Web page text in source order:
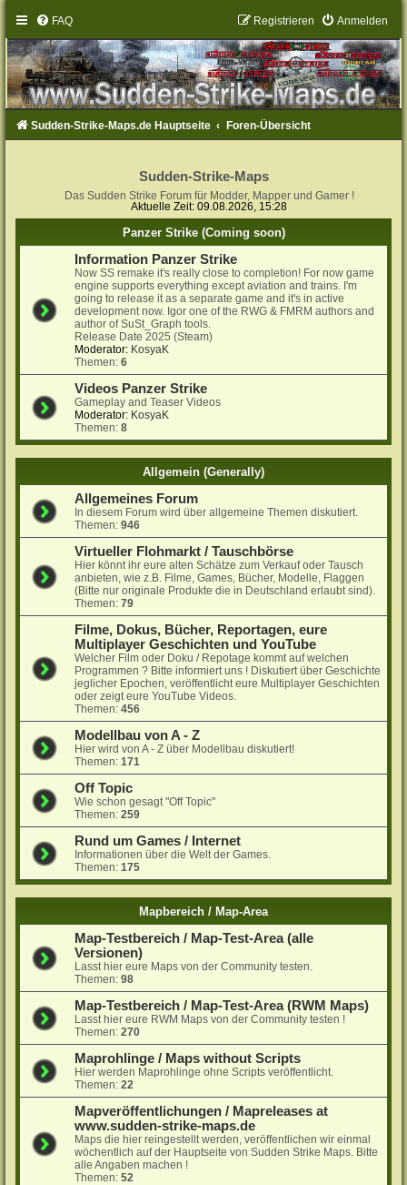
FAQ Anmelden
Registrieren
Sudden-Strike-Maps.de Hauptseite Foren-Übersicht
Sudden-Strike-Maps
Das Sudden Strike Forum für Modder, Mapper und Gamer !
Aktuelle Zeit: 09.08.2026, 15:28
Panzer Strike (Coming soon)
Information Panzer Strike
Now SS remake it's really close to completion! For now game
engine supports everything except aviation and trains. I'm
going to release it as a separate game and it's in active
development now. Igor one of the RWG & FMRM authors and
author of SuSt_Graph tools.
Release Date 2025 (Steam)
Moderator: KosyaK
Themen:6
Videos Panzer Strike
Gameplay and Teaser Videos
Moderator: KosyaK
Themen:8
Allgemein (Generally)
Allgemeines Forum
In diesem Forum wird über allgemeine Themen diskutiert.
Themen:946
Virtueller Flohmarkt / Tauschbörse
Hier könnt ihr eure alten Schätze zum Verkauf oder Tausch
anbieten, wie z.B. Filme, Games, Bücher, Modelle, Flaggen
(Bitte nur originale Produkte die in Deutschland erlaubt sind).
Themen:79
Filme, Dokus, Bücher, Reportagen, eure
Multiplayer Geschichten und YouTube
Welcher Film oder Doku / Repotage kommt auf welchen
Programmen ? Bitte informiert uns ! Diskutiert über Geschichte
jeglicher Epochen, veröffentlicht eure Multiplayer Geschichten
oder zeigt eure YouTube Videos.
Themen:456
Modellbau von A - Z
Hier wird von A - Z über Modellbau diskutiert!
Themen:171
Off Topic
Wie schon gesagt "Off Topic"
Themen:259
Rund um Games / Internet
Informationen über die Welt der Games.
Themen:175
Mapbereich / Map-Area
Map-Testbereich / Map-Test-Area (alle
Versionen)
Lasst hier eure Maps von der Community testen.
Themen:98
Map-Testbereich / Map-Test-Area (RWM Maps)
Lasst hier eure RWM Maps von der Community testen !
Themen:270
Maprohlinge / Maps without Scripts
Hier werden Maprohlinge ohne Scripts veröffentlicht.
Themen:22
Mapveröffentlichungen / Mapreleases at
www.sudden-strike-maps.de
Maps die hier reingestellt werden, veröffentlichen wir einmal
wöchentlich auf der Hauptseite von Sudden Strike Maps. Bitte
alle Angaben machen !
Themen:52